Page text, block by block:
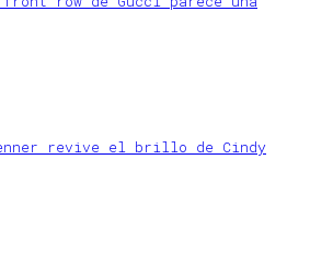
revive el brillo de Cindy